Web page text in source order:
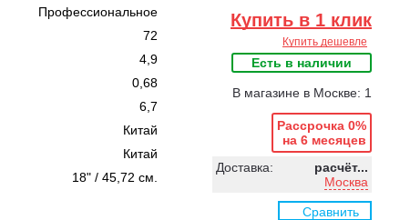
Профессиональное
72
4,9
0,68
6,7
Китай
Китай
18" / 45,72 см.
Купить в 1 клик
Купить дешевле
Есть в наличии
В магазине в Москве: 1
Рассрочка 0%
на 6 месяцев
Доставка:
расчёт...
Москва
Сравнить